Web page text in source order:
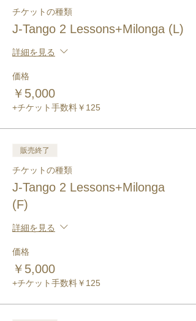
チケットの種類
J-Tango 2 Lessons+Milonga (L)
詳細を見る
価格
￥5,000
+チケット手数料￥125
販売終了
チケットの種類
J-Tango 2 Lessons+Milonga
(F)
詳細を見る
価格
￥5,000
+チケット手数料￥125